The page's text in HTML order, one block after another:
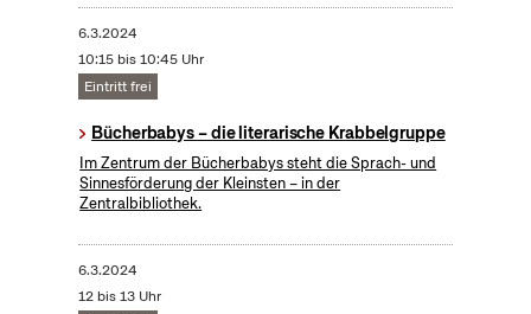
6.3.2024
10:15 bis 10:45 Uhr
Eintritt frei
Bücherbabys – die literarische Krabbelgruppe
Im Zentrum der Bücherbabys steht die Sprach- und
Sinnesförderung der Kleinsten – in der
Zentralbibliothek.
6.3.2024
12 bis 13 Uhr